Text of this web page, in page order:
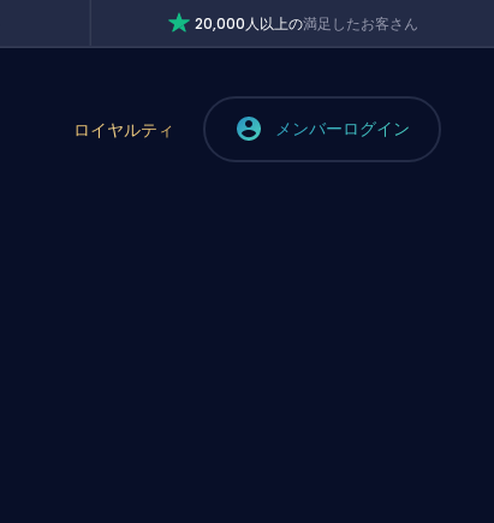
20,000人以上の満足したお客さん
ロイヤルティ メンバーログイン